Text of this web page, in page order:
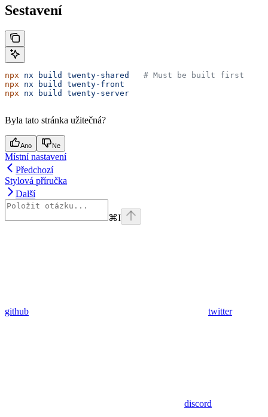
Sestavení
npx nx build twenty-shared
   # Must be built first
npx nx build
twenty-front
npx nx build twenty-server
Byla tato stránka užitečná?
Ano Ne
Místní nastavení
Předchozí
Stylová příručka
Další
⌘I
github twitter
discord